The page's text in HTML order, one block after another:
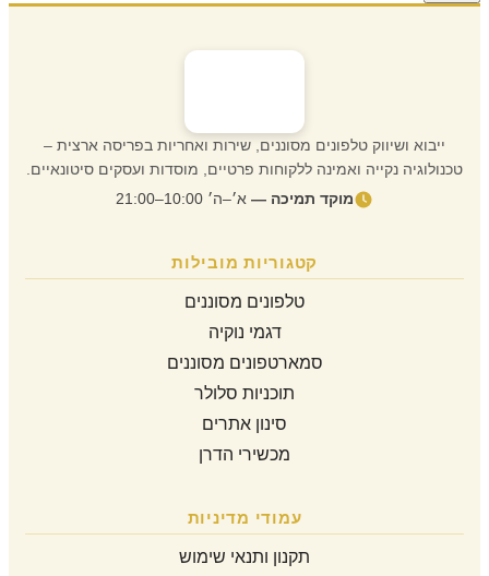
ייבוא ושיווק טלפונים מסוננים, שירות ואחריות בפריסה ארצית –
טכנולוגיה נקייה ואמינה ללקוחות פרטיים, מוסדות ועסקים סיטונאיים.
מוקד תמיכה — א׳–ה׳ 10:00–21:00
קטגוריות מובילות
טלפונים מסוננים
דגמי נוקיה
סמארטפונים מסוננים
תוכניות סלולר
סינון אתרים
מכשירי הדרן
עמודי מדיניות
תקנון ותנאי שימוש